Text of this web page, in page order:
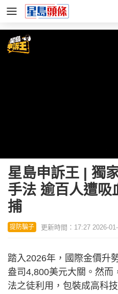
14.09%
星島申訴王 | 獨
手法 逾百人遭吸
捕
提防騙子 更新時間：17:27 2026-
踏入2026年，國際金價升
盎司4,800美元大關。然而
法之徒利用，包裝成高科